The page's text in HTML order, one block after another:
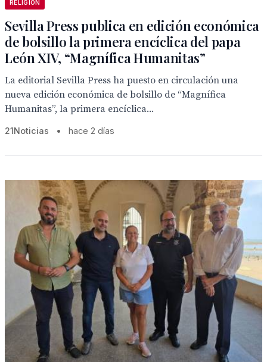
RELIGIÓN
Sevilla Press publica en edición económica
de bolsillo la primera encíclica del papa
León XIV, “Magnífica Humanitas”
La editorial Sevilla Press ha puesto en circulación una
nueva edición económica de bolsillo de “Magnífica
Humanitas”, la primera encíclica...
21Noticias • hace 2 días